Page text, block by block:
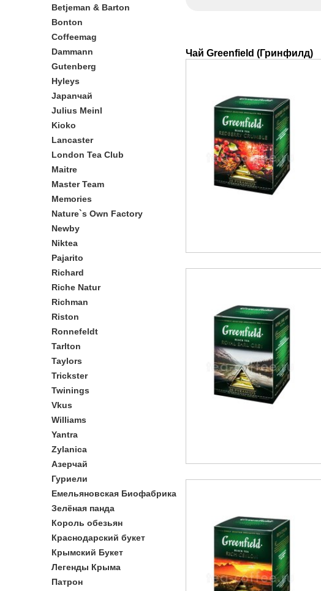
Betjeman & Barton
Bonton
Coffeemag
Dammann
Gutenberg
Hyleys
Japanчай
Julius Meinl
Kioko
Lancaster
London Tea Club
Maitre
Master Team
Memories
Nature`s Own Factory
Newby
Niktea
Pajarito
Richard
Riche Natur
Richman
Riston
Ronnefeldt
Tarlton
Taylors
Trickster
Twinings
Vkus
Williams
Yantra
Zylanica
Азерчай
Гуриели
Емельяновская Биофабрика
Зелёная панда
Король обезьян
Краснодарский букет
Крымский Букет
Легенды Крыма
Патрон
Чай Greenfield (Гринфилд)